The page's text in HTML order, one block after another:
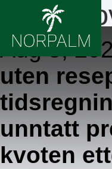
Online
Aug 5,
uten
unntatt
kvoten